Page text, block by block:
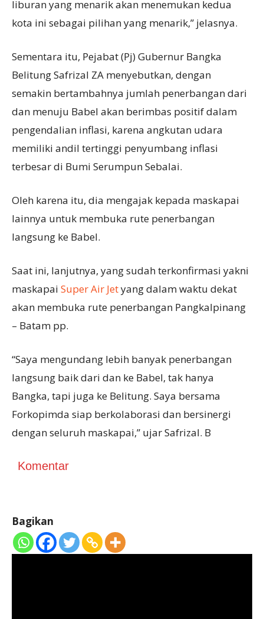
liburan yang menarik akan menemukan kedua
kota ini sebagai pilihan yang menarik,” jelasnya.
Sementara itu, Pejabat (Pj) Gubernur Bangka
Belitung Safrizal ZA menyebutkan, dengan
semakin bertambahnya jumlah penerbangan dari
dan menuju Babel akan berimbas positif dalam
pengendalian inflasi, karena angkutan udara
memiliki andil tertinggi penyumbang inflasi
terbesar di Bumi Serumpun Sebalai.
Oleh karena itu, dia mengajak kepada maskapai
lainnya untuk membuka rute penerbangan
langsung ke Babel.
Saat ini, lanjutnya, yang sudah terkonfirmasi yakni
maskapai Super Air Jetyang dalam waktu dekat
akan membuka rute penerbangan Pangkalpinang
– Batam pp.
“Saya mengundang lebih banyak penerbangan
langsung baik dari dan ke Babel, tak hanya
Bangka, tapi juga ke Belitung. Saya bersama
Forkopimda siap berkolaborasi dan bersinergi
dengan seluruh maskapai,” ujar Safrizal. B
Komentar
Bagikan